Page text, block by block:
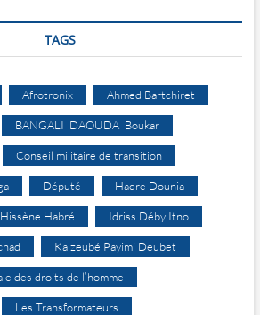
TAGS
Afrotronix Ahmed Bartchiret
BANGALI DAOUDA Boukar
Conseil militaire de transition
Député Hadre Dounia
Hissène Habré Idriss Déby Itno
Kalzeubé Payimi Deubet
des droits de l’homme
Les Transformateurs